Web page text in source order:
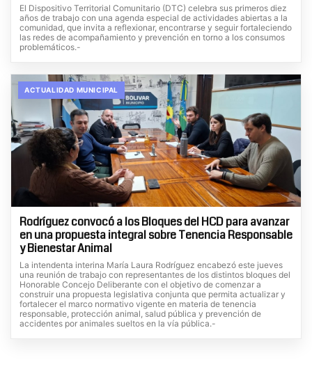
El Dispositivo Territorial Comunitario (DTC) celebra sus primeros diez
años de trabajo con una agenda especial de actividades abiertas a la
comunidad, que invita a reflexionar, encontrarse y seguir fortaleciendo
las redes de acompañamiento y prevención en torno a los consumos
problemáticos.-
ACTUALIDAD MUNICIPAL
Rodríguez convocó a los Bloques del HCD para avanzar
en una propuesta integral sobre Tenencia Responsable
y Bienestar Animal
La intendenta interina María Laura Rodríguez encabezó este jueves
una reunión de trabajo con representantes de los distintos bloques del
Honorable Concejo Deliberante con el objetivo de comenzar a
construir una propuesta legislativa conjunta que permita actualizar y
fortalecer el marco normativo vigente en materia de tenencia
responsable, protección animal, salud pública y prevención de
accidentes por animales sueltos en la vía pública.-